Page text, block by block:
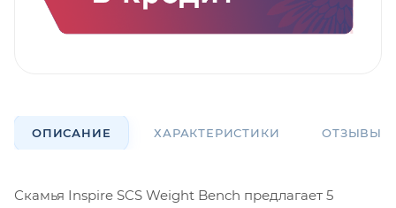
ОПИСАНИЕ ХАРАКТЕРИСТИКИ ОТЗЫВЫ
Скамья Inspire SCS Weight Bench предлагает 5